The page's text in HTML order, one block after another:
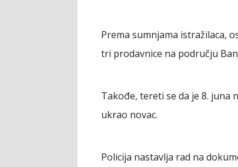
Prema sumnjama istražilaca,
tri prodavnice na području
Takođe, tereti se da je 8. juna
ukrao novac.
Policija nastavlja rad na